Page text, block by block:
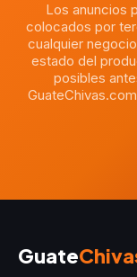
Los anuncios
colocados por
cualquier
estado del
posibles
Guate